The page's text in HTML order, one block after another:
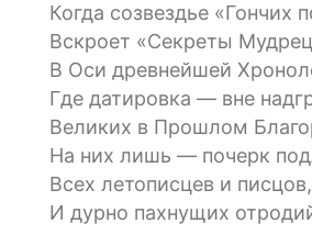
Когда созвездье «Гончих
Вскроет «Секреты
В Оси древнейшей
Где датировка — вне
Великих в Прошлом
На них лишь — почерк
Всех летописцев и писцов,
И дурно пахнущих